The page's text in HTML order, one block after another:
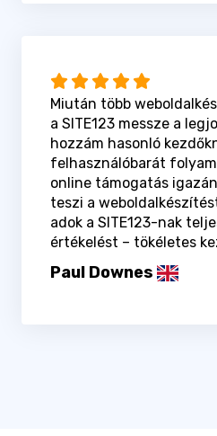
Miután több
a SITE123 messze a
hozzám hasonló
felhasználóbarát
online támogatás
teszi a
adok a SITE123-nak
értékelést – tökéletes
Paul Downes